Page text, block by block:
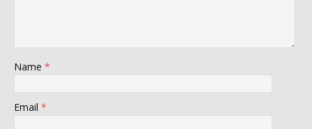
Name *
Email *